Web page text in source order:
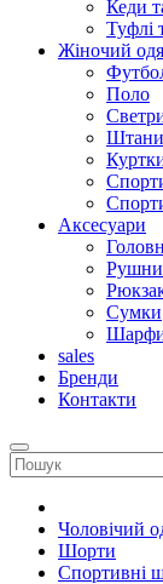
Кеди
Туфлі
Жіночий
Поло
Штани
Аксесуари
Сумки
sales
Бренди
Контакти
Чоловічий
Шорти
Спортивні